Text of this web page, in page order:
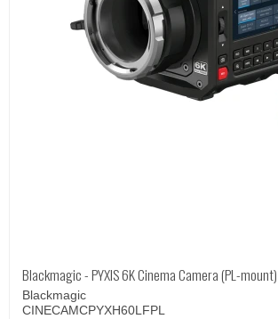
Blackmagic - PYXIS 6K Cinema Camera (PL-mount)
Blackmagic
CINECAMCPYXH60LFPL